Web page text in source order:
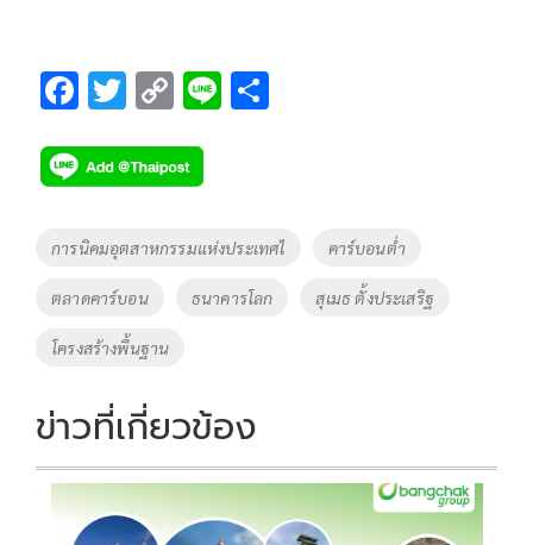
F
e
b
o
k
T
tt
er
C
p
y
Li
k
Li
Tags
การนิคมอุตสาหกรรมแห่งประเทศไ คาร์บอนต่ำ
ตลาดคาร์บอน ธนาคารโลก สุเมธ ตั้งประเสริฐ
โครงสร้างพื้นฐาน
ข่าวที่เกี่ยวข้อง